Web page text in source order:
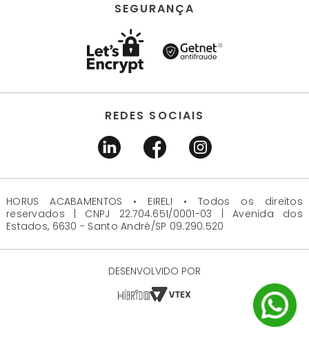
SEGURANÇA
REDES SOCIAIS
HORUS ACABAMENTOS • EIRELI • Todos os direitos
reservados | CNPJ 22.704.651/0001-03 | Avenida dos
Estados, 6630 - Santo André/SP 09.290.520
DESENVOLVIDO POR